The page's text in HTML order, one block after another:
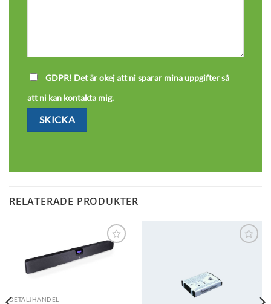
GDPR! Det är okej att ni sparar mina uppgifter så
att ni kan kontakta mig.
RELATERADE PRODUKTER
Lägg till i
önskelistan
DETALJHANDEL